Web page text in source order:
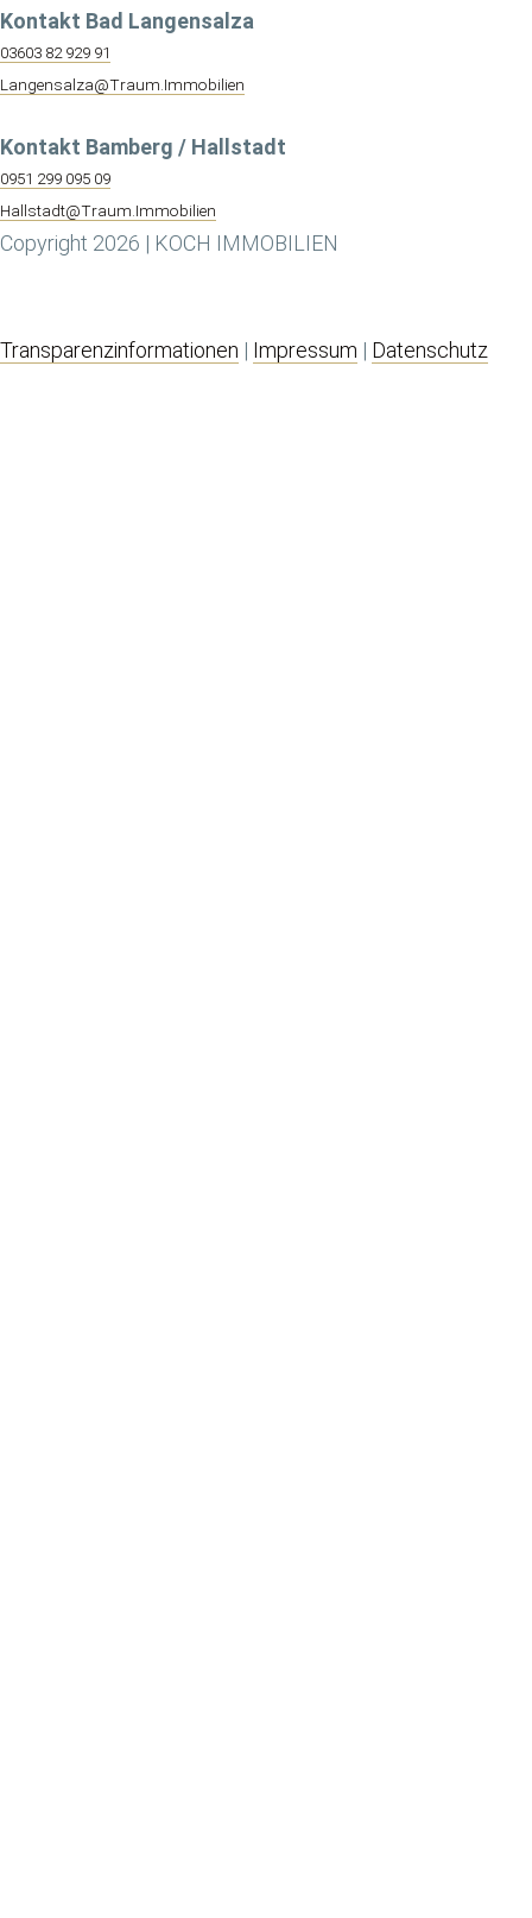
Kontakt Bad Langensalza
03603 82 929 91
Langensalza@Traum.Immobilien
Kontakt Bamberg / Hallstadt
0951 299 095 09
Hallstadt@Traum.Immobilien
Copyright 2026 | KOCH IMMOBILIEN
Transparenzinformationen | Impressum | Datenschutz